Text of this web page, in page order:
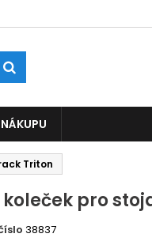
Triton
pro
38837